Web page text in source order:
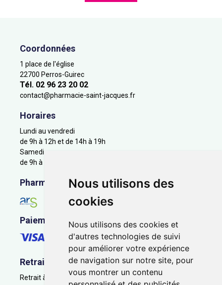
Nous utilisons des
cookies
Nous utilisons des cookies et
d'autres technologies de suivi
pour améliorer votre expérience
de navigation sur notre site, pour
vous montrer un contenu
Coordonnées
1 place de l'église
22700 Perros-Guirec
Tél. 02 96 23 20 02
contact@pharmacie-saint-jacques.fr
Horaires
Lundi au vendredi
de 9h à 12h et de 14h à 19h
Samedi
de 9h à 12h
Pharmacie en ligne agréée
Paiement sécurisé
Retrait - Livraison
Retrait à la pharmacie - Click & Collect